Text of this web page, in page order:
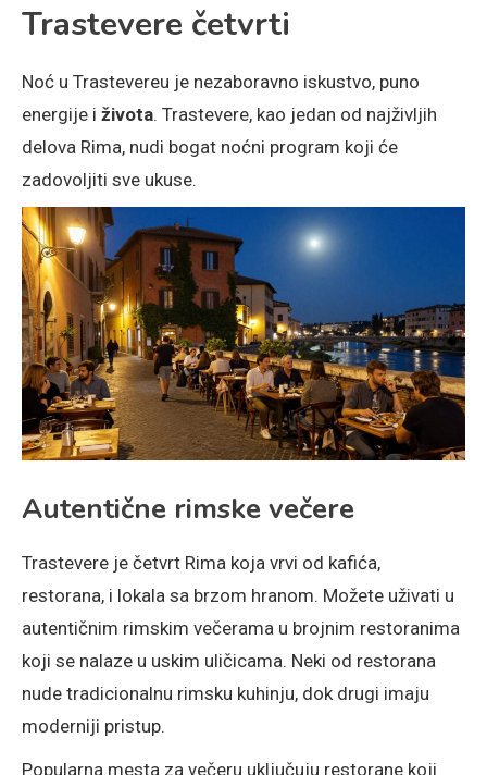
Trastevere četvrti
Noć u Trastevereu je nezaboravno iskustvo, puno
energije i života. Trastevere, kao jedan od najživljih
delova Rima, nudi bogat noćni program koji će
zadovoljiti sve ukuse.
Autentične rimske večere
Trastevere je četvrt Rima koja vrvi od kafića,
restorana, i lokala sa brzom hranom. Možete uživati u
autentičnim rimskim večerama u brojnim restoranima
koji se nalaze u uskim uličicama. Neki od restorana
nude tradicionalnu rimsku kuhinju, dok drugi imaju
moderniji pristup.
Popularna mesta za večeru uključuju restorane koji